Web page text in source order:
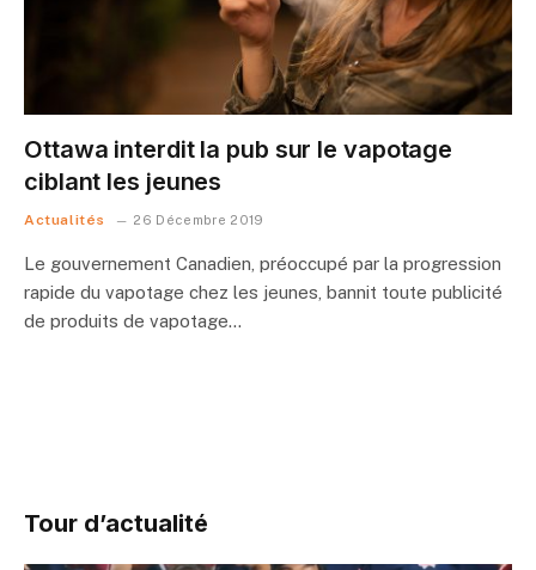
Ottawa interdit la pub sur le vapotage
ciblant les jeunes
Actualités 26 Décembre 2019
Le gouvernement Canadien, préoccupé par la progression
rapide du vapotage chez les jeunes, bannit toute publicité
de produits de vapotage…
Tour d’actualité